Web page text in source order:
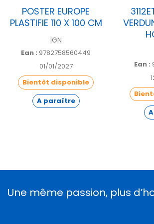
POSTER EUROPE
PLASTIFIE 110 X 100 CM
IGN
Ean : 9782758560449
01/01/2027
Bientôt disponible
A paraître
Ean :
Une même passion, plus